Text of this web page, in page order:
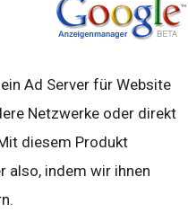
Ad Server für Website
Netzwerke oder direkt
diesem Produkt
also, indem wir ihnen